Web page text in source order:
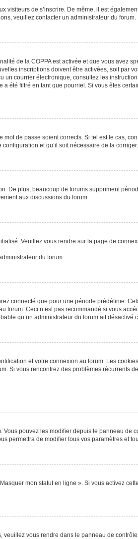
visiteurs de s’inscrire. De même, il est
veuillez contacter un administrateur du forum.
de la COPPA est activée et que vous avez
inscriptions doivent être activées, soit par
courrier électronique, consultez les
filtré en tant que pourriel. Si vous êtes
de passe soient corrects. Si tel est le cas,
et qu’il soit nécessaire de la corriger.
De plus, beaucoup de forums suppriment
aux discussions du forum.
Veuillez vous rendre sur la page de
du forum.
connecté que pour une période prédéfinie.
Ceci n’est pas recommandé si vous
qu’un administrateur du forum ait désactivé
et votre connexion au forum. Les
Si vous rencontrez des problèmes récurrents
pouvez les modifier depuis le panneau de
permettra de modifier tous vos paramètres et
mon statut en ligne ». Si vous activez
vous rendre dans le panneau de